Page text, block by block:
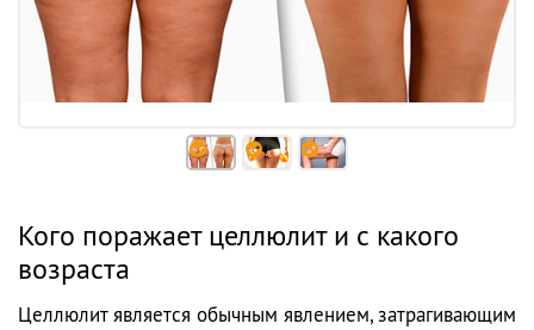
Кого поражает целлюлит и с какого
возраста
Целлюлит является обычным явлением, затрагивающим